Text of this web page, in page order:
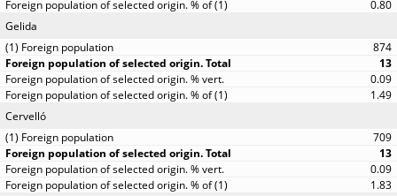
0.80
Gelida
874
13
0.09
1.49
Cervelló
709
13
0.09
1.83